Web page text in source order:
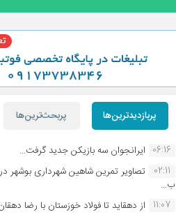
پربازدیدترین‌ها پربحث‌ترین‌ها
06:16 ایرانجوان سه بازیکن جدید گرفت...
02:11
تصاویر تمرین شاهین شهردارى بوشهر
ب...
11:07 از دهقاید تا فولاد خوزستان با رضا